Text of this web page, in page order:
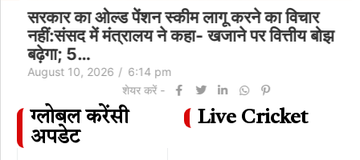
सरकार का ओल्ड पेंशन स्कीम लागू करने का विचार
नहीं:संसद में मंत्रालय ने कहा- खजाने पर वित्तीय बोझ
बढ़ेगा; 5…
August 10, 2026 / 6:14 pm
शेयर करें -
ग्लोबल करेंसी
अपडेट
Live Cricket